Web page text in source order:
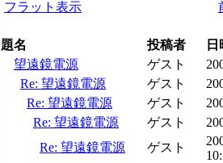
フラット表示
題名 投稿者
日
望遠鏡電源
ゲスト
Re: 望遠鏡電源
ゲスト
Re: 望遠鏡電源
ゲスト
Re: 望遠鏡電源
ゲスト
Re: 望遠鏡電源
ゲスト